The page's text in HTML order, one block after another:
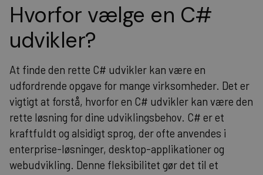
Hvorfor vælge en C#
udvikler?
At finde den rette C# udvikler kan være en
udfordrende opgave for mange virksomheder. Det er
vigtigt at forstå, hvorfor en C# udvikler kan være den
rette løsning for dine udviklingsbehov. C# er et
kraftfuldt og alsidigt sprog, der ofte anvendes i
enterprise-løsninger, desktop-applikationer og
webudvikling. Denne fleksibilitet gør det til et